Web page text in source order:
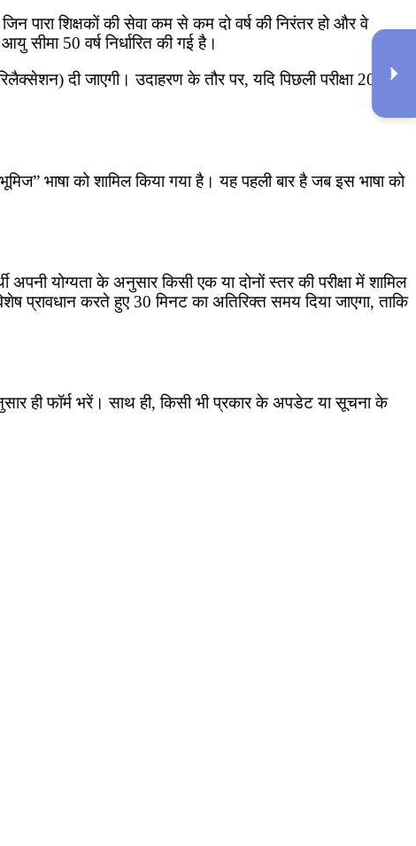
पारा शिक्षकों की सेवा कम से कम दो वर्ष की निरंतर हो और वे
सीमा 50 वर्ष निर्धारित की गई है।
दी जाएगी। उदाहरण के तौर पर, यदि पिछली परीक्षा 2010 में
भाषा को शामिल किया गया है। यह पहली बार है जब इस भाषा को
योग्यता के अनुसार किसी एक या दोनों स्तर की परीक्षा में शामिल
प्रावधान करते हुए 30 मिनट का अतिरिक्त समय दिया जाएगा, ताकि
ही फॉर्म भरें। साथ ही, किसी भी प्रकार के अपडेट या सूचना के